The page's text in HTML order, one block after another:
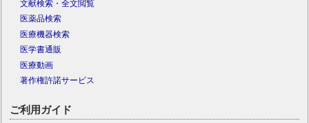
文献検索・全文閲覧
医薬品検索
医療機器検索
医学書通販
医療動画
著作権許諾サービス
ご利用ガイド